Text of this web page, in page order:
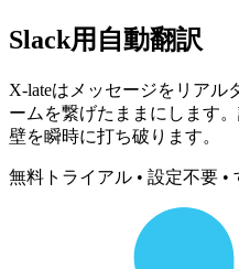
Slack用自動翻訳
X-lateはメッセージをリアル
ームを繋げたままにします
壁を瞬時に打ち破ります。
無料トライアル • 設定不要 •